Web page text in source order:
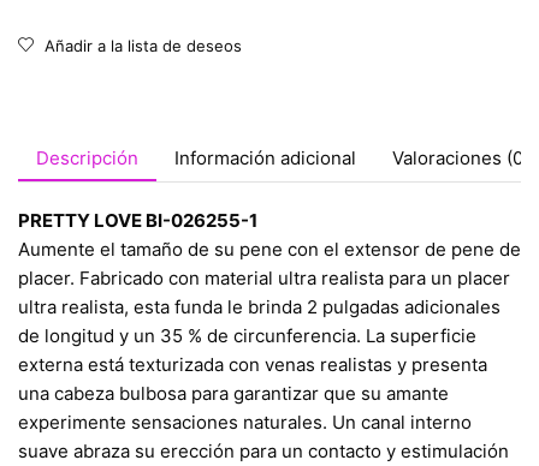
Añadir a la lista de deseos
Descripción Información adicional Valoraciones (0)
PRETTY LOVE BI-026255-1
Aumente el tamaño de su pene con el extensor de pene de
placer. Fabricado con material ultra realista para un placer
ultra realista, esta funda le brinda 2 pulgadas adicionales
de longitud y un 35 % de circunferencia. La superficie
externa está texturizada con venas realistas y presenta
una cabeza bulbosa para garantizar que su amante
experimente sensaciones naturales. Un canal interno
suave abraza su erección para un contacto y estimulación